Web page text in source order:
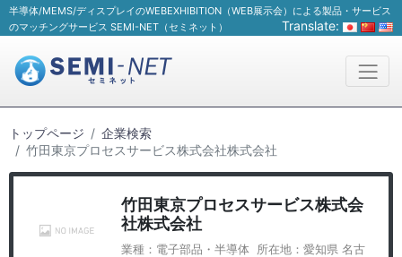
半導体/MEMS/ディスプレイのWEBEXHIBITION（WEB展示会）による製品・サービス
のマッチングサービス SEMI-NET（セミネット）
Translate:
トップページ
企業検索
竹田東京プロセスサービス株式会社株式会社
竹田東京プロセスサービス株式会
社株式会社
業種：電子部品・半導体 所在地：愛知県 名古